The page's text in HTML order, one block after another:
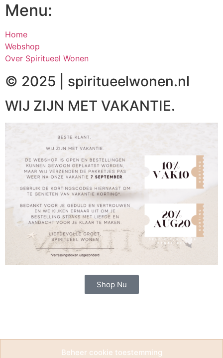
Beheer cookie toestemming
Menu:
Home
Webshop
Over Spiritueel Wonen
© 2025 | spiritueelwonen.nl
WIJ ZIJN MET VAKANTIE.
Shop Nu